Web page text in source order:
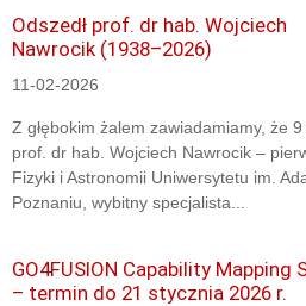
Odszedł prof. dr hab. Wojciech
Nawrocik (1938–2026)
11-02-2026
Z głębokim żalem zawiadamiamy, że
prof. dr hab. Wojciech Nawrocik –
Fizyki i Astronomii Uniwersytetu im.
Poznaniu, wybitny specjalista...
GO4FUSION Capability Mapping
– termin do 21 stycznia 2026 r.